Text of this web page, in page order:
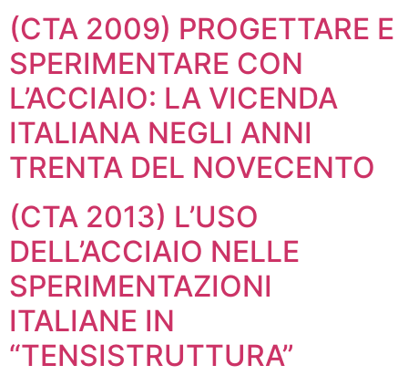
(CTA 2009) PROGETTARE E
SPERIMENTARE CON
L’ACCIAIO: LA VICENDA
ITALIANA NEGLI ANNI
TRENTA DEL NOVECENTO
(CTA 2013) L’USO
DELL’ACCIAIO NELLE
SPERIMENTAZIONI
ITALIANE IN
“TENSISTRUTTURA”